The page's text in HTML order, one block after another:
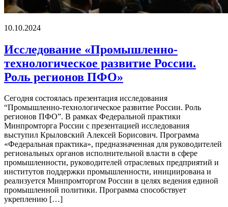
10.10.2024
Исследование «Промышленно-
технологическое развитие России.
Роль регионов ПФО»
Сегодня состоялась презентация исследования
“Промышленно-технологическое развитие России. Роль
регионов ПФО”. В рамках Федеральной практики
Минпромторга России с презентацией исследования
выступил Крыловский Алексей Борисович. Программа
«Федеральная практика», предназначенная для руководителей
региональных органов исполнительной власти в сфере
промышленности, руководителей отраслевых предприятий и
институтов поддержки промышленности, инициирована и
реализуется Минпромторгом России в целях ведения единой
промышленной политики. Программа способствует
укреплению […]